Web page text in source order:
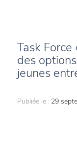
Task Force
des
jeunes
Publiée le : 29